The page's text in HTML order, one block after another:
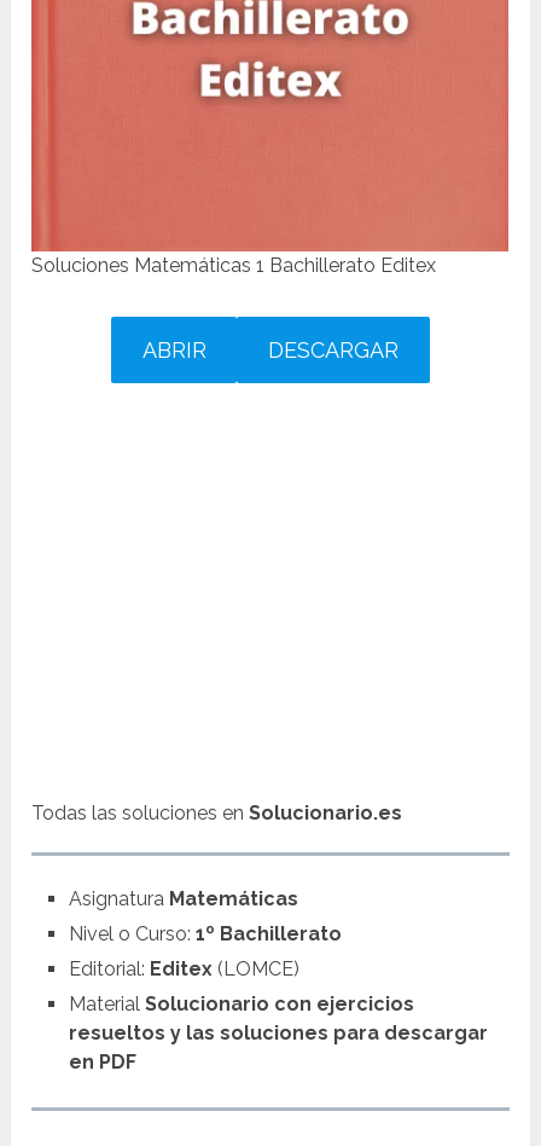
Soluciones Matemáticas 1 Bachillerato Editex
ABRIR DESCARGAR
Todas las soluciones enSolucionario.es
Asignatura Matemáticas
Nivel o Curso: 1º Bachillerato
Editorial: Editex(LOMCE)
Material Solucionario con ejercicios
resueltos y las soluciones para descargar
en PDF